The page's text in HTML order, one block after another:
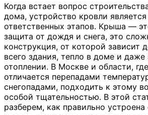
Когда встает вопрос
дома, устройство кровли
ответственных этапов. Крыша —
защита от дождя и снега, это
конструкция, от которой зависит
всего здания, тепло в доме и
отоплении. В Москве и области,
отличается перепадами
снегопадами, подходить к этому
особой тщательностью. В этой
разберем, как правильно